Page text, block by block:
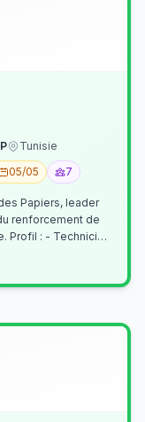
Tunisie
05/05 7
Papiers, leader
renforcement de